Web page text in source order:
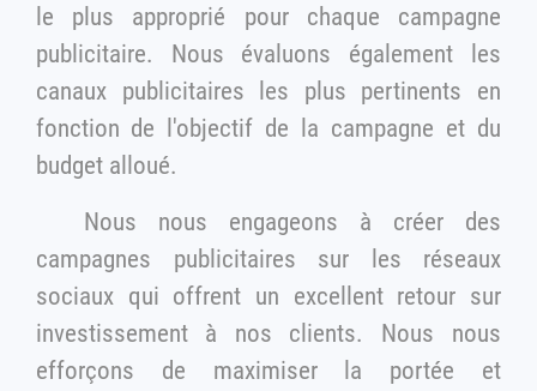
le plus approprié pour chaque campagne
publicitaire. Nous évaluons également les
canaux publicitaires les plus pertinents en
fonction de l'objectif de la campagne et du
budget alloué.
Nous nous engageons à créer des
campagnes publicitaires sur les réseaux
sociaux qui offrent un excellent retour sur
investissement à nos clients. Nous nous
efforçons de maximiser la portée et